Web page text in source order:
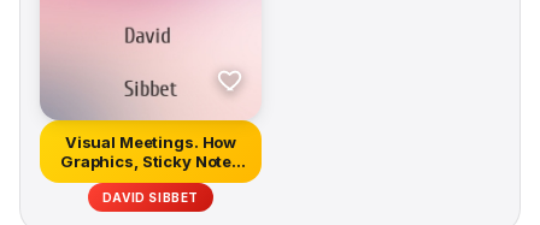
Visual Meetings. How
Graphics, Sticky Notes
and Id...
DAVID SIBBET